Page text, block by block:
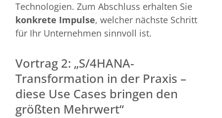
Technologien. Zum Abschluss erhalten Sie
konkrete Impulse, welcher nächste Schritt
für Ihr Unternehmen sinnvoll ist.
Vortrag 2: „S/4HANA-
Transformation in der Praxis –
diese Use Cases bringen den
größten Mehrwert“